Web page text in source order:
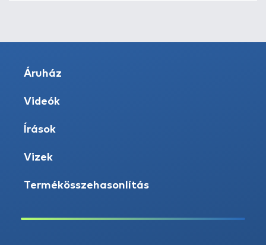
Áruház
Videók
Írások
Vizek
Termékösszehasonlítás